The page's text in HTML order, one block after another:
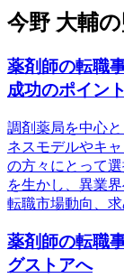
今野 大輔
薬剤師の転職
成功のポイン
調剤薬局を中心
ネスモデルやキ
の方々にとって
を生かし、異業
転職市場動向、
薬剤師の転職
グストアへ